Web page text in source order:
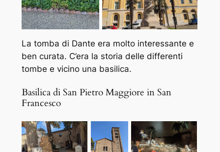
La tomba di Dante era molto interessante e
ben curata. C’era la storia delle differenti
tombe e vicino una basilica.
Basilica di San Pietro Maggiore in San
Francesco